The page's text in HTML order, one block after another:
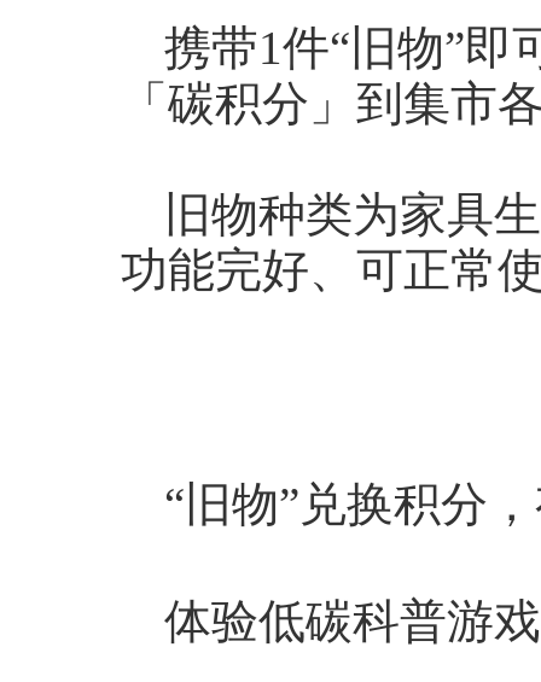
携带1件“旧物”即
「碳积分」到集市
旧物种类为家具
功能完好、可正常
“旧物”兑换积分
体验低碳科普游